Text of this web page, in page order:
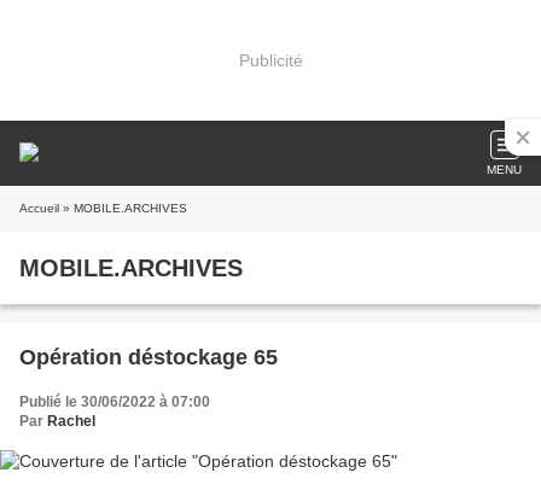
Publicité
MENU
Accueil » MOBILE.ARCHIVES
MOBILE.ARCHIVES
Opération déstockage 65
Publié le 30/06/2022 à 07:00
Par Rachel